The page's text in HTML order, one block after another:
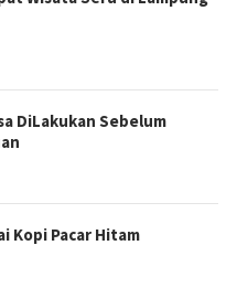
DiLakukan Sebelum
Kopi Pacar Hitam